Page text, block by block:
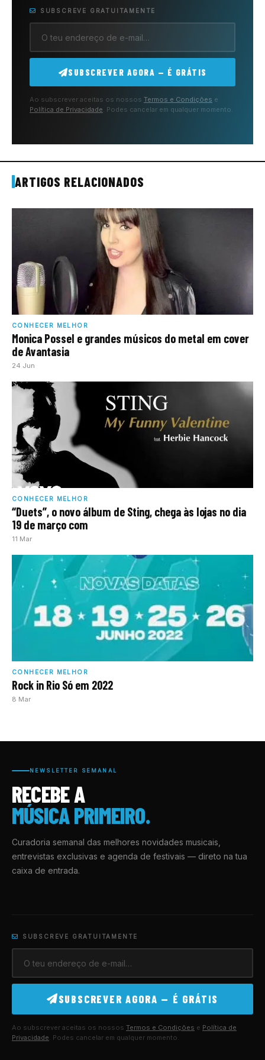
SUBSCREVE GRATUITAMENTE
SUBSCREVER AGORA — É GRÁTIS
Ao subscrever aceitas os nossos Termos e Condições e
Política de Privacidade. Podes cancelar em qualquer momento.
ARTIGOS RELACIONADOS
CONHECER MELHOR
Monica Possel e grandes músicos do metal em cover
de Avantasia
24 Jun
CONHECER MELHOR
“Duets”, o novo álbum de Sting, chega às lojas no dia
19 de março com
11 Mar
CONHECER MELHOR
Rock in Rio Só em 2022
8 Mar
NEWSLETTER SEMANAL
RECEBE A
MÚSICA PRIMEIRO.
Curadoria semanal das melhores novidades musicais,
entrevistas exclusivas e agenda de festivais — direto na tua
caixa de entrada.
SUBSCREVE GRATUITAMENTE
SUBSCREVER AGORA — É GRÁTIS
Ao subscrever aceitas os nossos Termos e Condições e Política de
Privacidade. Podes cancelar em qualquer momento.